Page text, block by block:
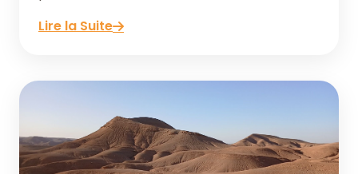
Lire la Suite